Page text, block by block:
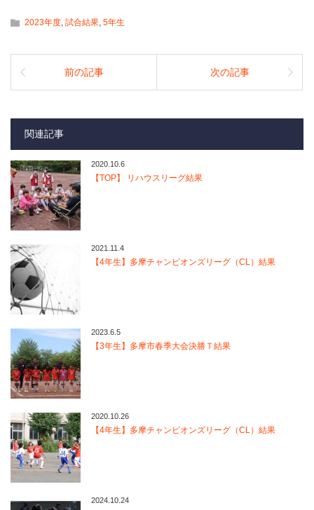
2023年度, 試合結果, 5年生
前の記事 次の記事
関連記事
2020.10.6
【TOP】 リハウスリーグ結果
2021.11.4
【4年生】多摩チャンピオンズリーグ（CL）結果
2023.6.5
【3年生】多摩市春季大会決勝Ｔ結果
2020.10.26
【4年生】多摩チャンピオンズリーグ（CL）結果
2024.10.24